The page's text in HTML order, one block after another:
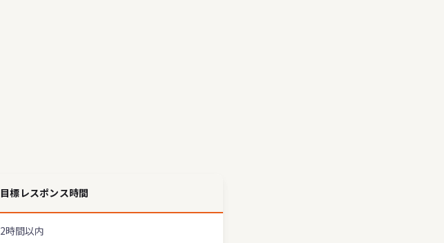
目標レスポンス時間
2時間以内